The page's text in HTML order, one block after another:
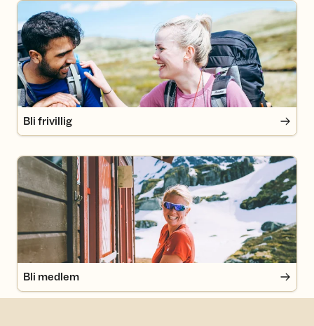
Bli frivillig
Bli frivillig
Bli medlem
Bli medlem